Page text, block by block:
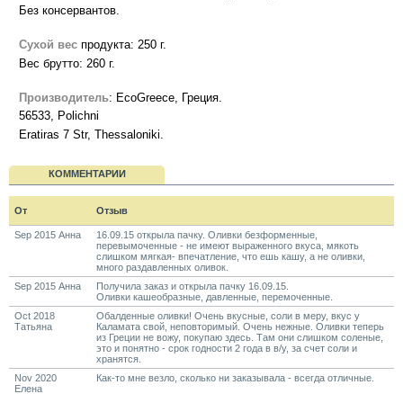
Без консервантов.
Сухой вес продукта: 250 г.
Вес брутто: 260 г.
Производитель: EcoGreece, Греция.
56533, Polichni
Eratiras 7 Str, Thessaloniki.
КОММЕНТАРИИ
От Отзыв
Sep 2015 Анна
16.09.15 открыла пачку. Оливки безформенные,
перевымоченные - не имеют выраженного вкуса, мякоть
слишком мягкая- впечатление, что ешь кашу, а не оливки,
много раздавленных оливок.
Sep 2015 Анна
Получила заказ и открыла пачку 16.09.15.
Оливки кашеобразные, давленные, перемоченные.
Oct 2018
Татьяна
Обалденные оливки! Очень вкусные, соли в меру, вкус у
Каламата свой, неповторимый. Очень нежные. Оливки теперь
из Греции не вожу, покупаю здесь. Там они слишком соленые,
это и понятно - срок годности 2 года в в/у, за счет соли и
хранятся.
Nov 2020
Елена
Как-то мне везло, сколько ни заказывала - всегда отличные.